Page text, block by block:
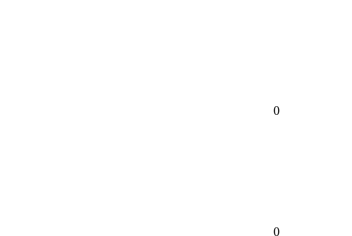
0
0